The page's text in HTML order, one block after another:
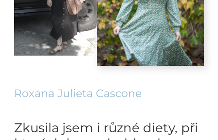
Roxana Julieta Cascone
Zkusila jsem i různé diety, při